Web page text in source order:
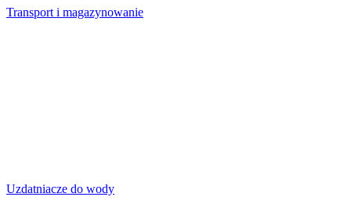
Transport i magazynowanie
Uzdatniacze do wody